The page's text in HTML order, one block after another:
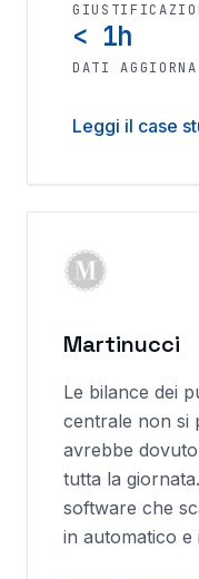
< 1h
DATI
Leggi il case
Martinucci
Le bilance dei
centrale non si
avrebbe
tutta la
software che
in automatico e